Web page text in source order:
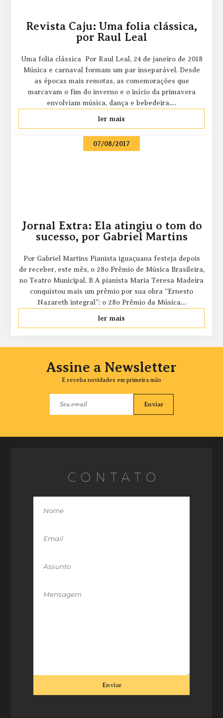
Revista Caju: Uma folia clássica,
por Raul Leal
Uma folia clássica Por Raul Leal, 24 de janeiro de 2018
Música e carnaval formam um par inseparável. Desde
as épocas mais remotas, as comemorações que
marcavam o fim do inverno e o início da primavera
envolviam música, dança e bebedeira.…
ler mais
07/08/2017
Jornal Extra: Ela atingiu o tom do
sucesso, por Gabriel Martins
Por Gabriel Martins Pianista iguaçuana festeja depois
de receber, este mês, o 28o Prêmio de Música Brasileira,
no Teatro Municipal. B A pianista Maria Teresa Madeira
conquistou mais um prêmio por sua obra “Ernesto
Nazareth integral”: o 28o Prêmio da Música…
ler mais
Assine a Newsletter
E receba novidades em primeira mão
Enviar
CONTATO
Enviar